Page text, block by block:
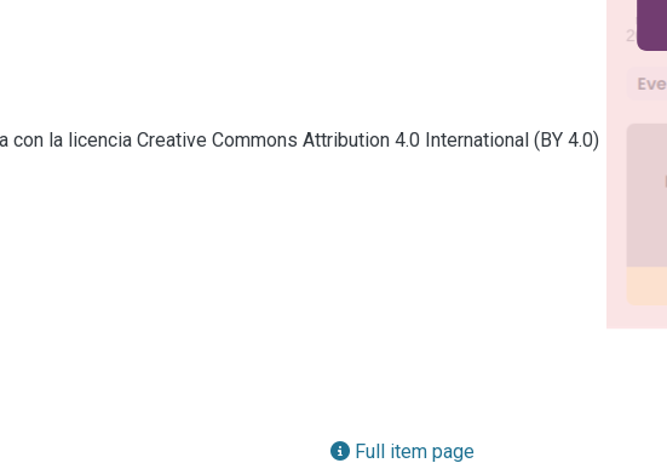
con la licencia Creative Commons Attribution 4.0 International (BY 4.0)
Full item page